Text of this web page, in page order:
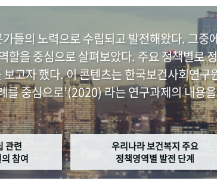
들의 노력으로 수립되고 발전해왔다. 그중
을 중심으로 살펴보았다. 주요 정책별로
고자 했다. 이 콘텐츠는 한국보건사회연구
중심으로’(2020) 라는 연구과제의 내용
관련
참여
우리나라 보건복지 주요
정책영역별 발전 단계